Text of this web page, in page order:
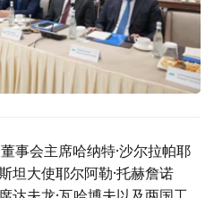
事会主席哈纳特·沙尔拉帕耶
坦大使耶尔阿勒·托赫詹诺